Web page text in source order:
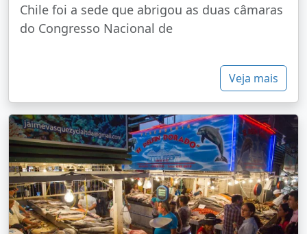
Chile foi a sede que abrigou as duas câmaras
do Congresso Nacional de
Veja mais